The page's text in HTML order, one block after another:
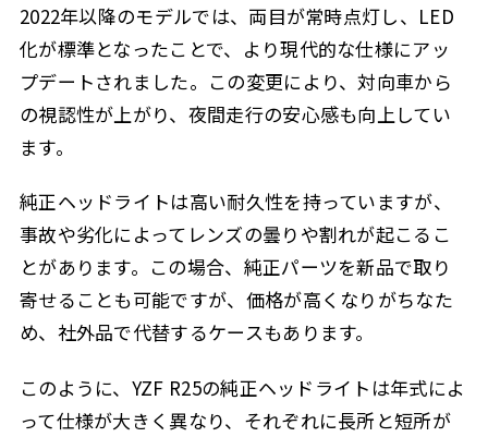
2022年以降のモデルでは、両目が常時点灯し、LED
化が標準となったことで、より現代的な仕様にアッ
プデートされました。この変更により、対向車から
の視認性が上がり、夜間走行の安心感も向上してい
ます。
純正ヘッドライトは高い耐久性を持っていますが、
事故や劣化によってレンズの曇りや割れが起こるこ
とがあります。この場合、純正パーツを新品で取り
寄せることも可能ですが、価格が高くなりがちなた
め、社外品で代替するケースもあります。
このように、YZF R25の純正ヘッドライトは年式によ
って仕様が大きく異なり、それぞれに長所と短所が